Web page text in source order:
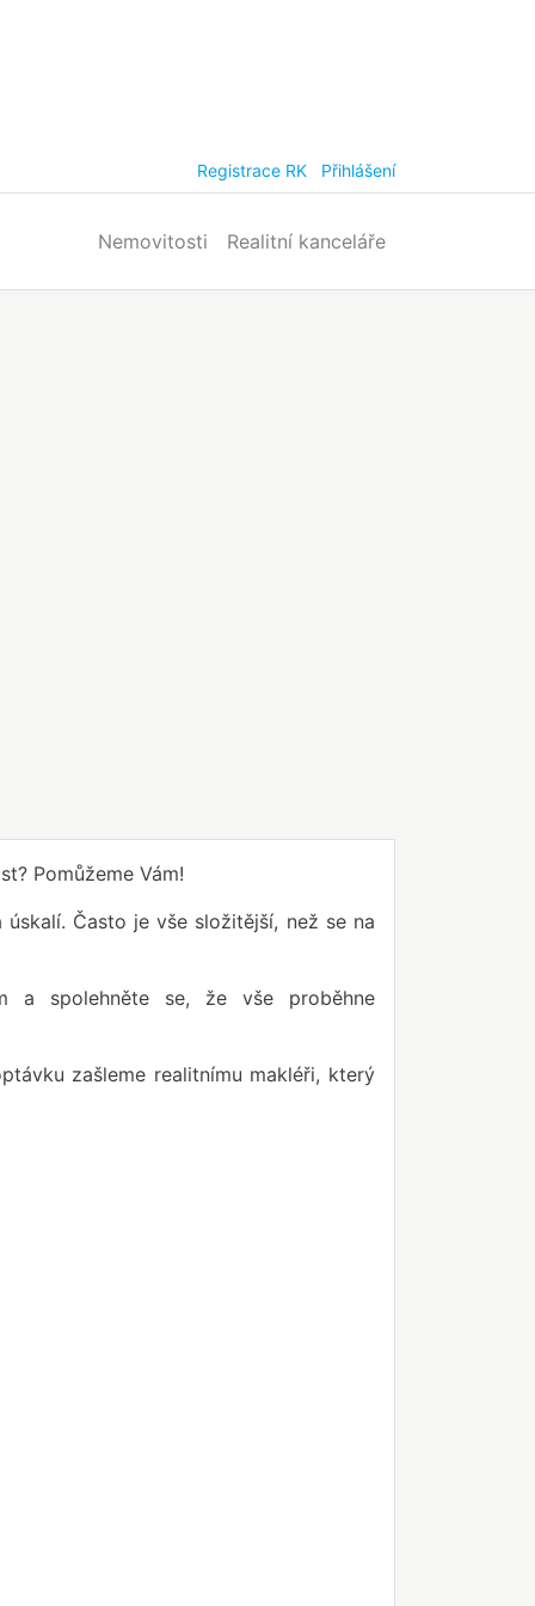
Registrace RK Přihlášení
Nemovitosti Realitní kanceláře
Pomůžeme Vám!
Často je vše složitější, než se na
a spolehněte se, že vše proběhne
zašleme realitnímu makléři, který